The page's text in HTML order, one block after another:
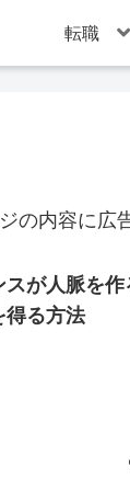
転職
の内容に広
が人脈を
る方法